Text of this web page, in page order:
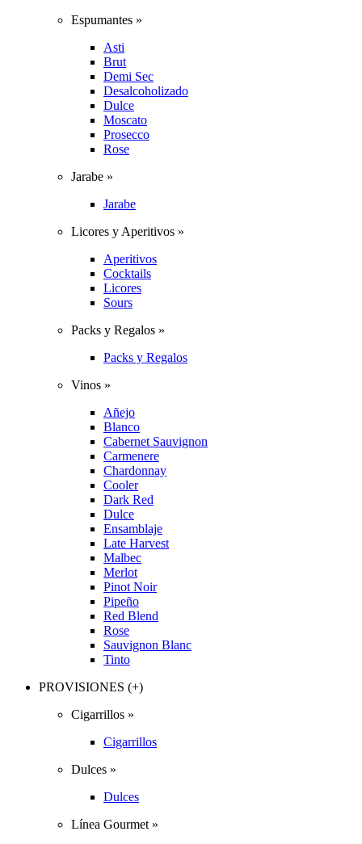
Espumantes »
Asti
Brut
Demi Sec
Desalcoholizado
Dulce
Moscato
Prosecco
Rose
Jarabe »
Jarabe
Licores y Aperitivos »
Aperitivos
Cocktails
Licores
Sours
Packs y Regalos »
Packs y Regalos
Vinos »
Añejo
Blanco
Cabernet Sauvignon
Carmenere
Chardonnay
Cooler
Dark Red
Dulce
Ensamblaje
Late Harvest
Malbec
Merlot
Pinot Noir
Pipeño
Red Blend
Rose
Sauvignon Blanc
Tinto
PROVISIONES (+)
Cigarrillos »
Cigarrillos
Dulces »
Dulces
Línea Gourmet »